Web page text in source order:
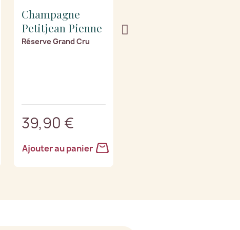
Champagne
Petitjean Pienne
Réserve Grand Cru
39,90 €
Ajouter au panier